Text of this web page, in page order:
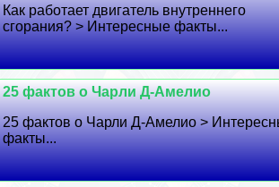
Как работает двигатель внутреннего
сгорания? > Интересные факты...
25 фактов о Чарли Д-Амелио
25 фактов о Чарли Д-Амелио >
факты...